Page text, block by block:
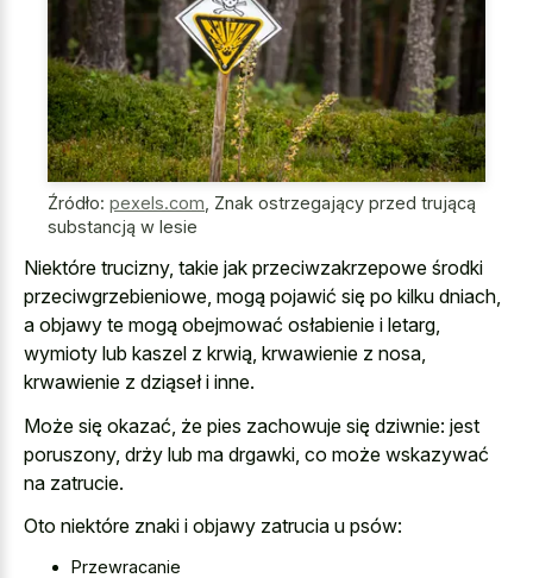
Źródło: pexels.com Znak ostrzegający przed trującą
substancją w lesie
Niektóre trucizny, takie jak przeciwzakrzepowe środki
przeciwgrzebieniowe, mogą pojawić się po kilku dniach,
a objawy te mogą obejmować osłabienie i letarg,
wymioty lub kaszel z krwią, krwawienie z nosa,
krwawienie z dziąseł i inne.
Może się okazać, że pies zachowuje się dziwnie: jest
poruszony, drży lub ma drgawki, co może wskazywać
na zatrucie.
Oto niektóre znaki i objawy zatrucia u psów:
Przewracanie